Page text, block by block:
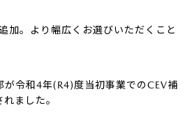
加。より幅広くお選びいただくこと
令和4年(R4)度当初事業でのCEV補
ました。